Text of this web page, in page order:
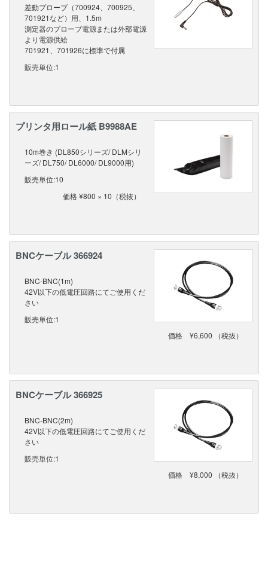
差動プローブ（700924、700925、
701921など）用、1.5m
測定器のプローブ電源または外部電源
より電源供給
701921、701926に標準で付属
販売単位:1
プリンタ用ロール紙 B9988AE
10m巻き (DL850シリーズ/ DLMシリ
ーズ/ DL750/ DL6000/ DL9000用)
販売単位:10
価格 ¥800 × 10（税抜）
BNCケーブル 366924
BNC-BNC(1m)
42V以下の低電圧回路にてご使用くだ
さい
販売単位:1
価格 ¥6,600 （税抜）
BNCケーブル 366925
BNC-BNC(2m)
42V以下の低電圧回路にてご使用くだ
さい
販売単位:1
価格 ¥8,000 （税抜）